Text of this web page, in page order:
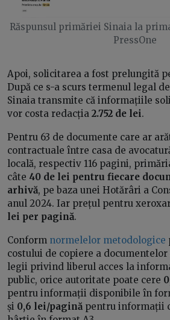
Răspunsul primăriei Sinaia la
PressOne
Apoi, solicitarea a fost prelungită
După ce s-a scurs termenul legal
Sinaia transmite că informațiile
vor costa redacția 2.752 de lei.
Pentru 63 de documente care ar
contractuale între casa de
locală, respectiv 116 pagini,
câte 40 de lei pentru fiecare
arhivă, pe baza unei Hotărâri a
anul 2024. Iar prețul pentru
lei per pagină.
Conform normelelor metodologice
costului de copiere a
legii privind liberul acces la
public, orice autoritate poate cere
pentru informații disponibile în
și 0,6 lei/pagină pentru informații